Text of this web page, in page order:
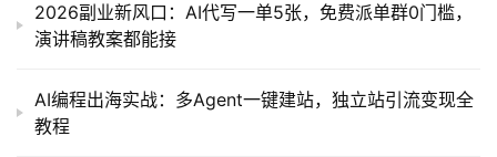
2026副业新风口：AI代写一单5张，免费派单群0门槛，
演讲稿教案都能接
AI编程出海实战：多Agent一键建站，独立站引流变现全
教程